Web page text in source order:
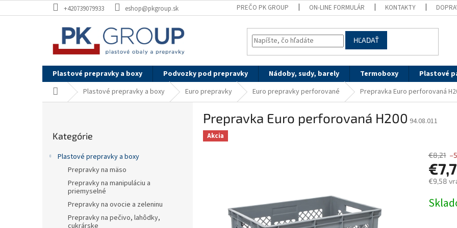
na
+420739079933 eshop@pkgroup.sk PREČO PK GROUP ON-LINE FORMULÁR KONTAKTY
HĽADAŤ
Plastové prepravky a boxy Podvozky pod prepravky Nádoby, sudy, barely Termoboxy Plastové
DomovPlastové prepravky a boxy Euro prepravky Euro prepravky perforované Prepravka Euro perforovaná
kategórie
Kategórie
Plastové prepravky a boxy
Prepravky na mäso
Prepravky na manipuláciu a
priemyselné
Prepravky na ovocie a zeleninu
Prepravky na pečivo, lahôdky,
cukrárske
Prepravka Euro perforovaná H200 94.08.011
Akcia
€8,21
€9,58
cena: